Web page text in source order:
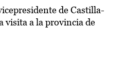
de Castilla-
visita a la provincia de